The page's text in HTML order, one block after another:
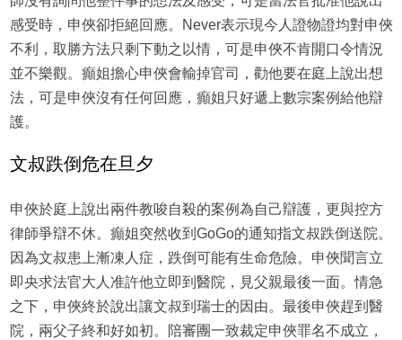
感受時，申俠卻拒絕回應。Never表示現今人證物證均對申俠
不利，取勝方法只剩下動之以情，可是申俠不肯開口令情況
並不樂觀。癲姐擔心申俠會輸掉官司，勸他要在庭上說出想
法，可是申俠沒有任何回應，癲姐只好遞上數宗案例給他辯
護。
文叔跌倒危在旦夕
申俠於庭上說出兩件教唆自殺的案例為自己辯護，更與控方
律師爭辯不休。癲姐突然收到GoGo的通知指文叔跌倒送院。
因為文叔患上漸凍人症，跌倒可能有生命危險。申俠聞言立
即央求法官大人准許他立即到醫院，見父親最後一面。情急
之下，申俠終於說出讓文叔到瑞士的因由。最後申俠趕到醫
院，兩父子終和好如初。陪審團一致裁定申俠罪名不成立，